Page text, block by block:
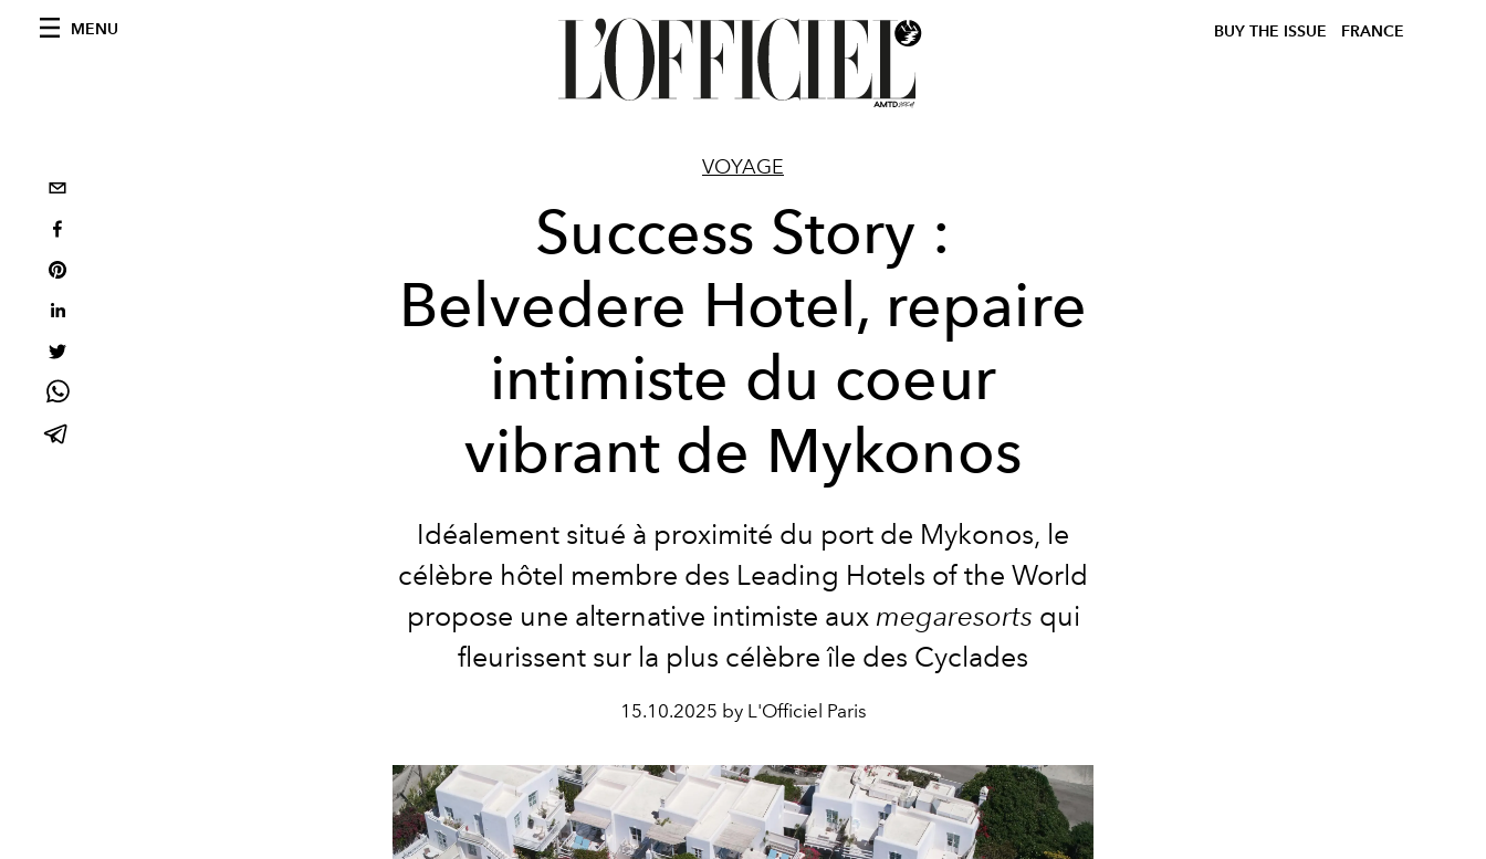
MENU BUY THE ISSUE FRANCE
VOYAGE
Success Story :
Belvedere Hotel, repaire
intimiste du coeur
vibrant de Mykonos
Idéalement situé à proximité du port de Mykonos, le
célèbre hôtel membre des Leading Hotels of the World
propose une alternative intimiste aux megaresorts qui
fleurissent sur la plus célèbre île des Cyclades
15.10.2025 by L'Officiel Paris